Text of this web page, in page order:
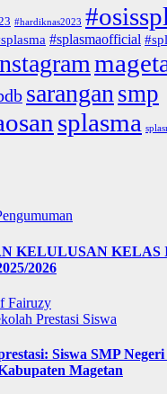
#hardiknas2023
#splasmaofficial
sarangan smp
splasma
KELULUSAN KELAS
2026
Fairuzy
Prestasi Siswa
Siswa SMP Negeri
Magetan